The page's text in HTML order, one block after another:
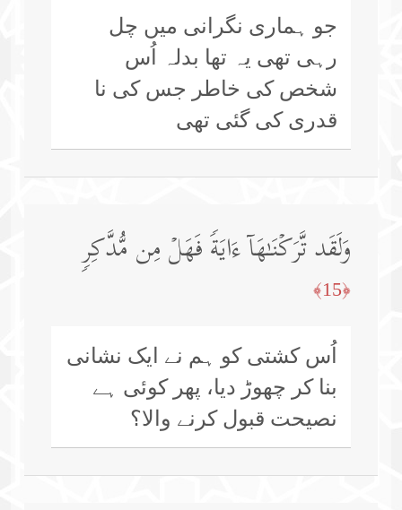
جو ہماری نگرانی میں چل
رہی تھی یہ تھا بدلہ اُس
شخص کی خاطر جس کی نا
قدری کی گئی تھی
وَلَقَد تَّرَكۡنَـٰهَاۤ ءَایَةࣰ فَهَلۡ مِن مُّدَّكِرࣲ
﴿15﴾
اُس کشتی کو ہم نے ایک نشانی
بنا کر چھوڑ دیا، پھر کوئی ہے
نصیحت قبول کرنے والا؟